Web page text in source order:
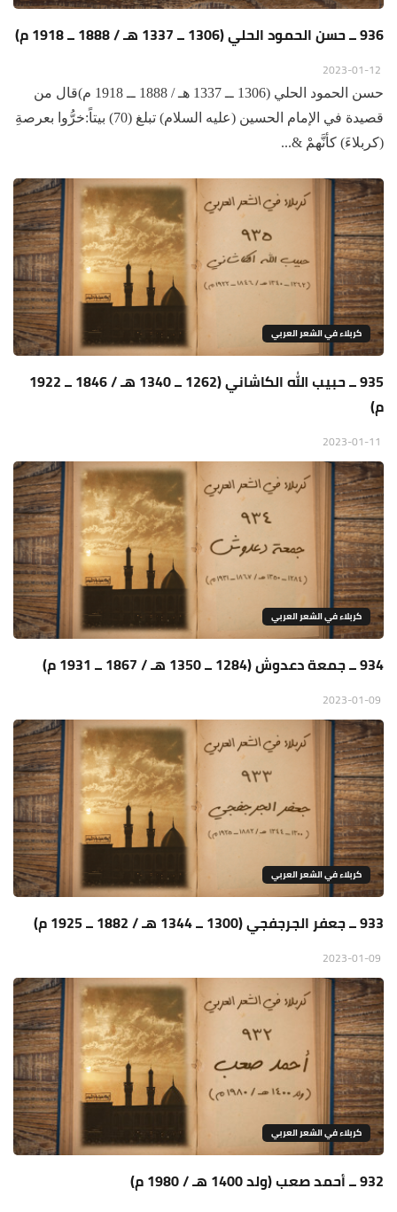
936 ــ حسن الحمود الحلي (1306 ــ 1337 هـ / 1888 ــ 1918 م)
حسن الحمود الحلي (1306 ــ 1337 هـ / 1888 ــ 1918 م)قال من
قصيدة في الإمام الحسين (عليه السلام) تبلغ (70) بيتاً:خرُّوا بعرصةِ
(كربلاءَ) كأنَّهمْ &...
كربلاء في الشعر العربي
935 ــ حبيب الله الكاشاني (1262 ــ 1340 هـ / 1846 ــ 1922
م)
كربلاء في الشعر العربي
934 ــ جمعة دعدوش (1284 ــ 1350 هـ / 1867 ــ 1931 م)
كربلاء في الشعر العربي
933 ــ جعفر الجرجفجي (1300 ــ 1344 هـ / 1882 ــ 1925 م)
كربلاء في الشعر العربي
932 ــ أحمد صعب (ولد 1400 هـ / 1980 م)